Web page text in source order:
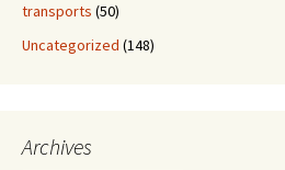
transports (50)
Uncategorized (148)
Archives